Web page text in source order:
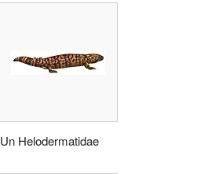
Un Helodermatidae